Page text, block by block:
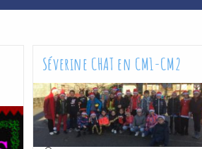
Séverine CHAT en CM1-CM2